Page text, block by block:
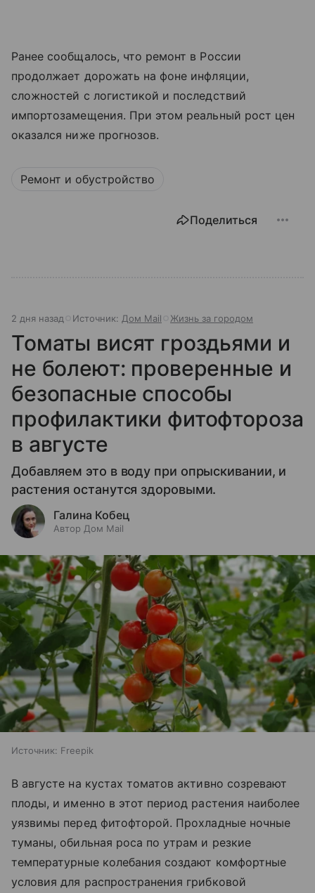
Ранее сообщалось, что ремонт в России
продолжает дорожать на фоне инфляции,
сложностей с логистикой и последствий
импортозамещения. При этом реальный рост цен
оказался ниже прогнозов.
Ремонт и обустройство
Поделиться
2 дня назад Источник: Дом Mail Жизнь за городом
Томаты висят гроздьями и
не болеют: проверенные и
безопасные способы
профилактики фитофтороза
в августе
Добавляем это в воду при опрыскивании, и
растения останутся здоровыми.
Галина Кобец
Автор Дом Mail
Источник: Freepik
В августе на кустах томатов активно созревают
плоды, и именно в этот период растения наиболее
уязвимы перед фитофторой. Прохладные ночные
туманы, обильная роса по утрам и резкие
температурные колебания создают комфортные
условия для распространения грибковой